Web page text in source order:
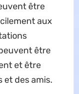
être
aux
être
et être
et des amis.